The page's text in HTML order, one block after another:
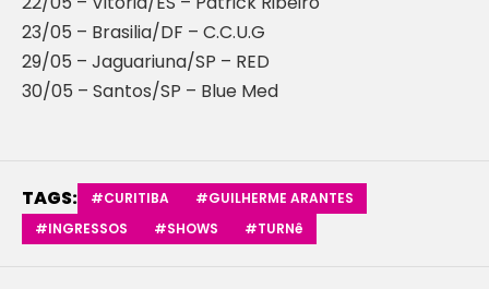
23/05 – Brasilia/DF – C.C.U.G
29/05 – Jaguariuna/SP – RED
30/05 – Santos/SP – Blue Med
TAGS: #CURITIBA
#GUILHERME ARANTES
#INGRESSOS
#SHOWS #TURNê